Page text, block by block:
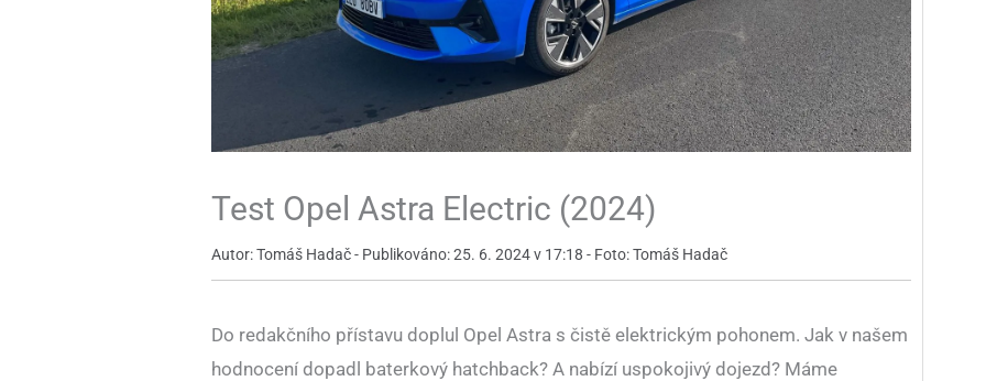
Test Opel Astra Electric (2024)
Autor: Tomáš Hadač - Publikováno: 25. 6. 2024 v 17:18 - Foto: Tomáš Hadač
Do redakčního přístavu doplul Opel Astra s čistě elektrickým pohonem. Jak v našem
hodnocení dopadl baterkový hatchback? A nabízí uspokojivý dojezd? Máme